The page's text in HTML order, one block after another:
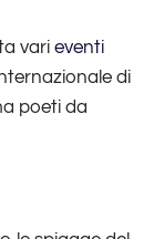
vari eventi
di
poeti da